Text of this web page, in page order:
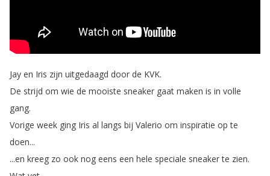
Jay en Iris zijn uitgedaagd door de KVK.
De strijd om wie de mooiste sneaker gaat maken is in volle
gang.
Vorige week ging Iris al langs bij Valerio om inspiratie op te
doen...
...en kreeg zo ook nog eens een hele speciale sneaker te zien.